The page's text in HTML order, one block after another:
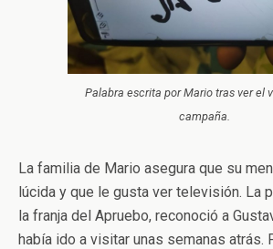
Palabra escrita por Mario tras ver el
campaña.
La familia de Mario asegura que su
lúcida y que le gusta ver televisión. La
la franja del Apruebo, reconoció a
había ido a visitar unas semanas atrás.